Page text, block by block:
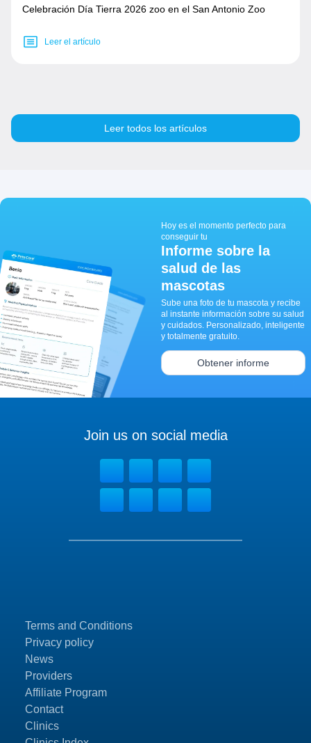
Celebración Día Tierra 2026 zoo en el San Antonio Zoo
Leer el artículo
Leer todos los artículos
Hoy es el momento perfecto para
conseguir tu
Informe sobre la
salud de las
mascotas
Sube una foto de tu mascota y recibe
al instante información sobre su salud
y cuidados. Personalizado, inteligente
y totalmente gratuito.
Obtener informe
Terms and Conditions
Privacy policy
News
Providers
Affiliate Program
Contact
Clinics
Join us on social media